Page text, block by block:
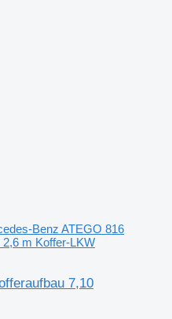
Benz ATEGO 816
m Koffer-LKW
7,10